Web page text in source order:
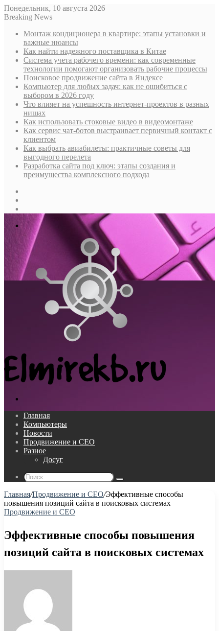
Понедельник, 10 августа 2026
Breaking News
Монтаж кондиционера в квартире: этапы установки и
важные нюансы
Как найти надежного поставщика в Китае
Система учета рабочего времени: как современные
технологии помогают организовать рабочие процессы
Поисковое продвижение сайта в Яндексе
Компьютер для любых задач: как не ошибиться с
выбором в 2026 году
Что влияет на успешность интернет-проектов в разных
нишах
Как использовать стоковые видео в видеомонтаже
Как сервис чат-ботов выстраивает первичный контакт с
клиентом
Как выбрать авиабилеты: практичные советы для
выгодного перелета
Разработка сайта под ключ: этапы создания и
преимущества комплексного подхода
In
Меню
Главная
Компьютеры
Новости
Продвижение и СЕО
Разное
Досуг
Поиск...
Главная/Продвижение и СЕО/Эффективные способы
повышения позиций сайта в поисковых системах
Продвижение и СЕО
Эффективные способы повышения
позиций сайта в поисковых системах